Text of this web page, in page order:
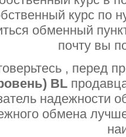
курс по
обменный
почту вы
, перед
BL
надежности
обмена